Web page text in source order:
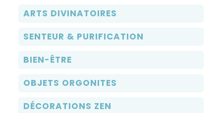
ARTS DIVINATOIRES
SENTEUR & PURIFICATION
BIEN-ÊTRE
OBJETS ORGONITES
DÉCORATIONS ZEN